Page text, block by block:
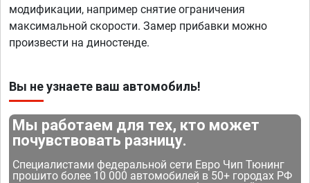
модификации, например снятие ограничения
максимальной скорости. Замер прибавки можно
произвести на диностенде.
Вы не узнаете ваш автомобиль!
Мы работаем для тех, кто может
почувствовать разницу.
Специалистами федеральной сети Евро Чип Тюнинг
прошито более 10 000 автомобилей в 50+ городах РФ